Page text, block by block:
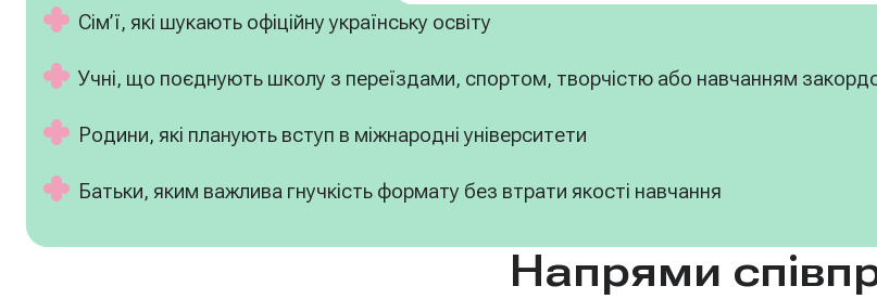
Сім’ї, які шукають офіційну українську освіту
Учні, що поєднують школу з переїздами, спортом, творчістю або навчанням
Родини, які планують вступ в міжнародні університети
Батьки, яким важлива гнучкість формату без втрати якості навчання
Напрями